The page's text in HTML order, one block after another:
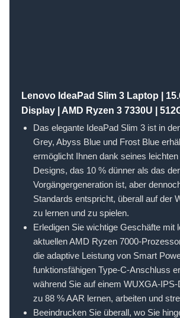
Lenovo IdeaPad Slim 3 Laptop |
Display | AMD Ryzen 3 7330U |
Das elegante IdeaPad Slim 3 ist in
Grey, Abyss Blue und Frost Blue
ermöglicht Ihnen dank seines
Designs, das 10 % dünner als das der
Vorgängergeneration ist, aber
Standards entspricht, überall auf der
zu lernen und zu spielen.
Erledigen Sie wichtige Geschäfte mit
aktuellen AMD Ryzen 7000-
die adaptive Leistung von Smart
funktionsfähigen Type-C-Anschluss
während Sie auf einem WUXGA-
zu 88 % AAR lernen, arbeiten und
Beeindrucken Sie überall, wo Sie